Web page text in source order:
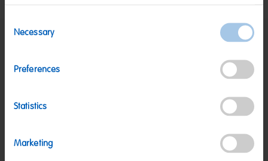
Selection
Necessary
Preferences
Statistics
Marketing
PayPal, Klarna Sofortüberweisung, Klarna
+49